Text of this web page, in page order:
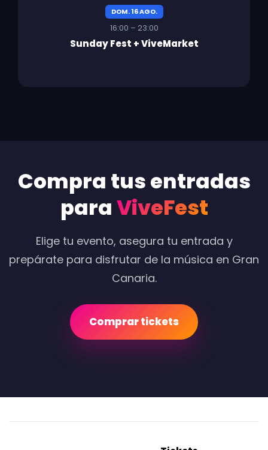
DOM. 16 AGO.
16:00 – 23:00
Sunday Fest + ViveMarket
Compra tus entradas
paraViveFest
Elige tu evento, asegura tu entrada y
prepárate para disfrutar de la música en Gran
Canaria.
Comprar tickets